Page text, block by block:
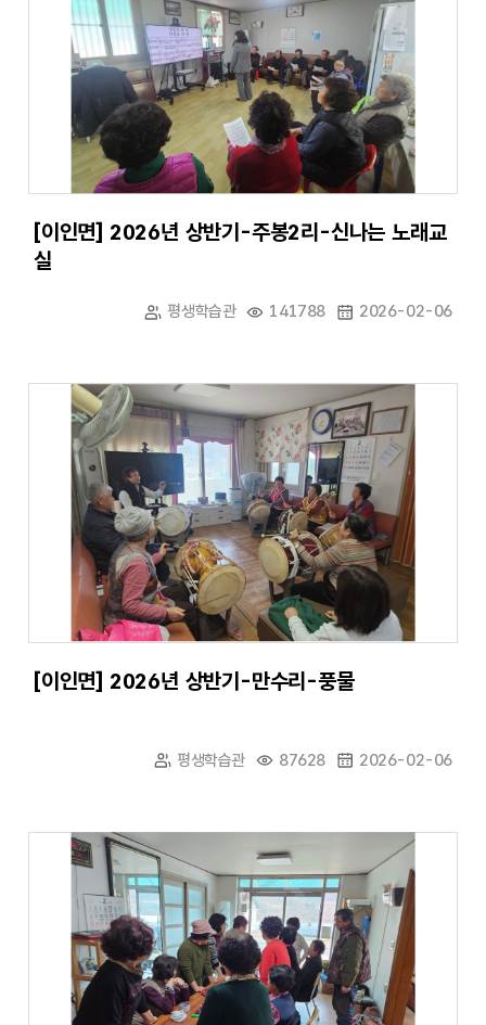
[이인면] 2026년 상반기-주봉2리-신나는 노래교
실
평생학습관 141788 2026-02-06
[이인면] 2026년 상반기-만수리-풍물
평생학습관 87628 2026-02-06